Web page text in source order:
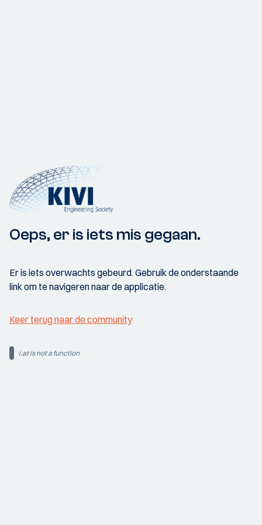
Oeps, er is iets mis gegaan.
Er is iets overwachts gebeurd. Gebruik de onderstaande
link om te navigeren naar de applicatie.
Keer terug naar de community
i.at is not a function